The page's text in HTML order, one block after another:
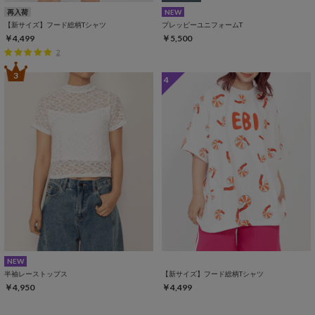
再入荷
【新サイズ】フード総柄Tシャツ
￥4,499
2
NEW
プレッピーユニフォームT
￥5,500
3
NEW
半袖レーストップス
￥4,950
4
【新サイズ】フード総柄Tシャツ
￥4,499